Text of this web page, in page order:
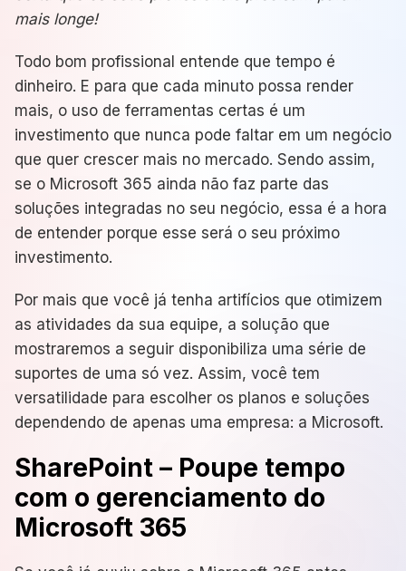
mais longe!
Todo bom profissional entende que tempo é
dinheiro. E para que cada minuto possa render
mais, o uso de ferramentas certas é um
investimento que nunca pode faltar em um negócio
que quer crescer mais no mercado. Sendo assim,
se o Microsoft 365 ainda não faz parte das
soluções integradas no seu negócio, essa é a hora
de entender porque esse será o seu próximo
investimento.
Por mais que você já tenha artifícios que otimizem
as atividades da sua equipe, a solução que
mostraremos a seguir disponibiliza uma série de
suportes de uma só vez. Assim, você tem
versatilidade para escolher os planos e soluções
dependendo de apenas uma empresa: a Microsoft.
SharePoint – Poupe tempo
com o gerenciamento do
Microsoft 365